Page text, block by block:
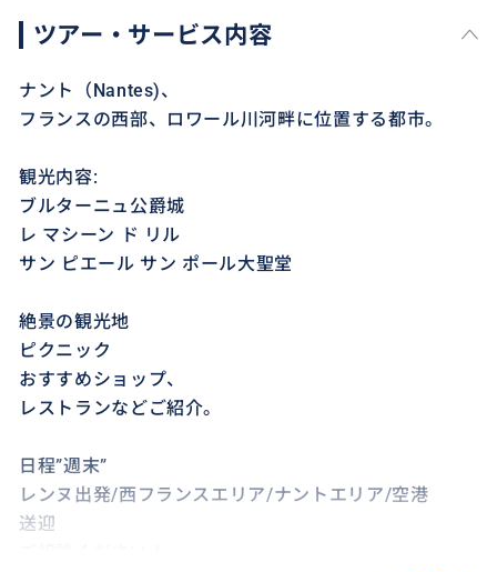
ツアー・サービス内容
ナント（Nantes)、
フランスの西部、ロワール川河畔に位置する都市。
観光内容:
ブルターニュ公爵城
レ マシーン ド リル
サン ピエール サン ポール大聖堂
絶景の観光地
ピクニック
おすすめショップ、
レストランなどご紹介。
日程”週末”
レンヌ出発/西フランスエリア/ナントエリア/空港
送迎